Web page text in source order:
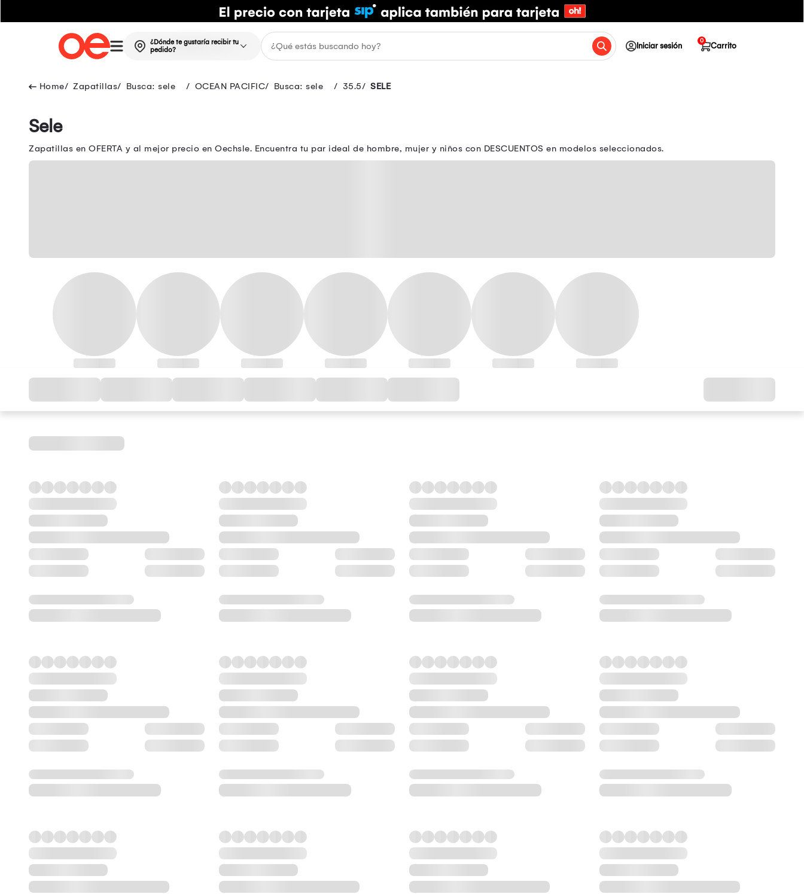
¿Dónde te gustaría recibir tu
pedido?
Iniciar sesión Carrito
0
Zapatillas Busca: sele OCEAN PACIFIC Busca: sele 35.5 SELE
Sele
Zapatillas en OFERTA y al mejor precio en Oechsle. Encuentra tu par ideal de hombre, mujer y niños con DESCUENTOS en modelos seleccionados.